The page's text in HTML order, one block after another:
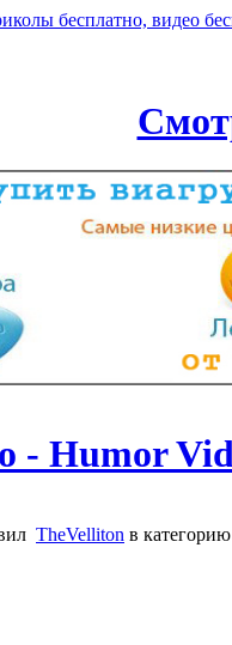
- Humor
TheVelliton в категорию